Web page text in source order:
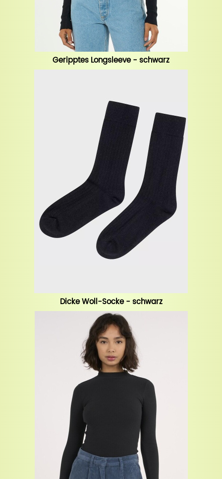
Geripptes Longsleeve - schwarz
Dicke Woll-Socke - schwarz